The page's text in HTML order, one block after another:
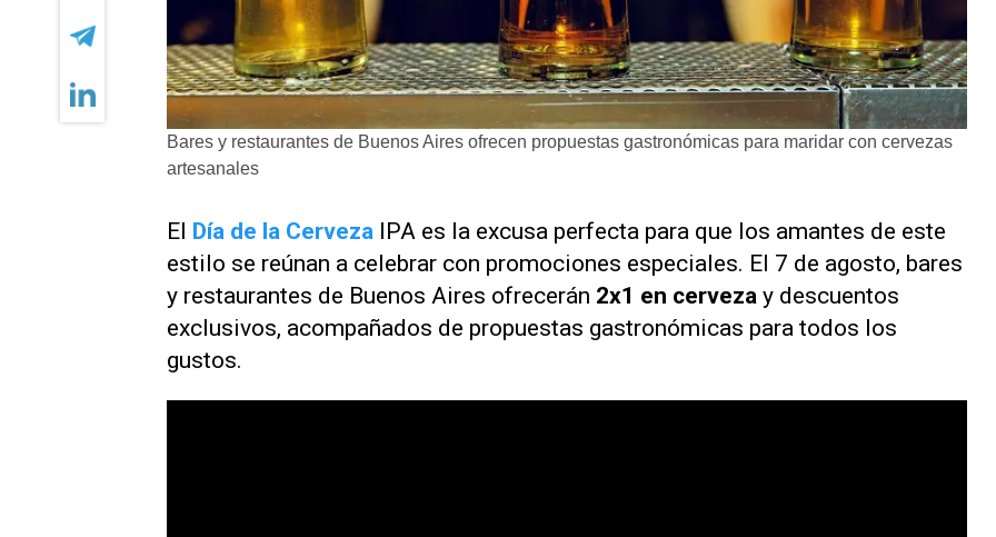
Bares y restaurantes de Buenos Aires ofrecen propuestas gastronómicas para maridar con cervezas
artesanales
El Día de la Cerveza IPA es la excusa perfecta para que los amantes de este
estilo se reúnan a celebrar con promociones especiales. El 7 de agosto, bares
y restaurantes de Buenos Aires ofrecerán 2x1 en cerveza y descuentos
exclusivos, acompañados de propuestas gastronómicas para todos los
gustos.